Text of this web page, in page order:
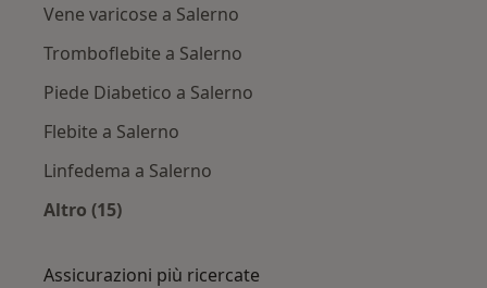
Vene varicose a Salerno
Tromboflebite a Salerno
Piede Diabetico a Salerno
Flebite a Salerno
Linfedema a Salerno
Altro (15)
Assicurazioni più ricercate